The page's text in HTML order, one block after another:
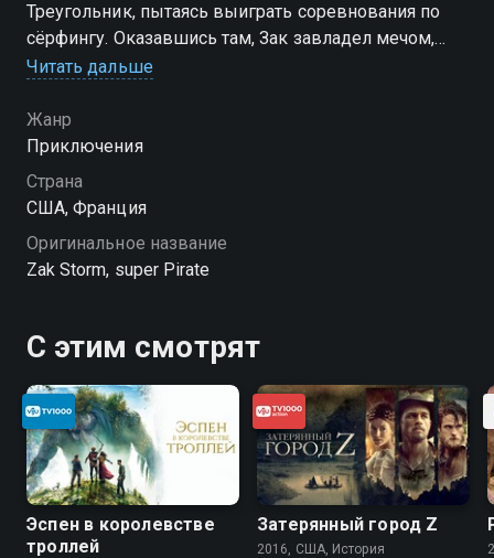
Треугольник, пытаясь выиграть соревнования по
сёрфингу. Оказавшись там, Зак завладел мечом,
который трансформировал его в героя, способного
опасности
Посмотреть онлайн 1 сезон сериала Зак Шторм вы
можете совершенно бесплатно в хорошем HD
качестве на Смотрёшке
Читать дальше
Жанр
Приключения
Страна
США, Франция
Оригинальное название
Zak Storm, super Pirate
С этим смотрят
Эспен в королевстве
троллей
Затерянный город Z
2016, США, История